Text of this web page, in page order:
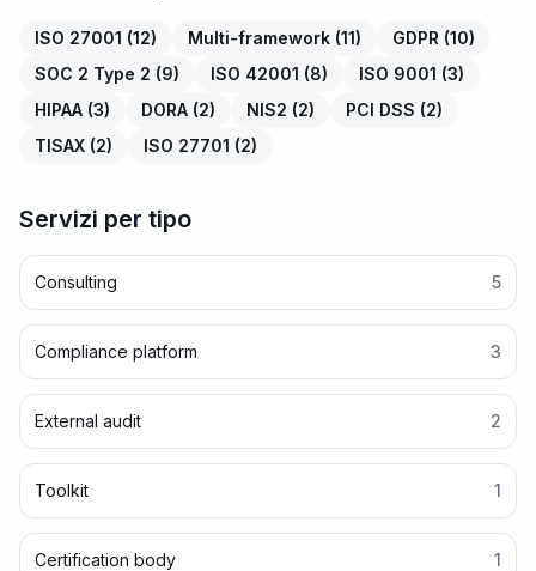
ISO 27001 (12) Multi-framework (11) GDPR (10)
SOC 2 Type 2 (9) ISO 42001 (8) ISO 9001 (3)
HIPAA (3) DORA (2) NIS2 (2) PCI DSS (2)
TISAX (2) ISO 27701 (2)
Servizi per tipo
Consulting 5
Compliance platform 3
External audit 2
Toolkit 1
Certification body 1